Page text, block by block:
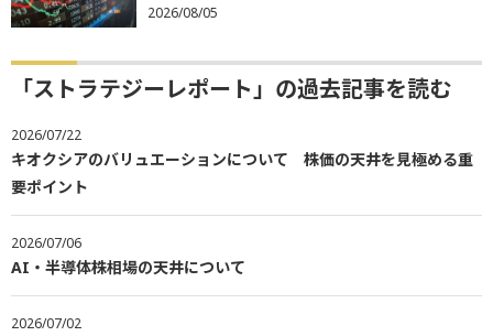
2026/08/05
「ストラテジーレポート」の過去記事を読む
2026/07/22
キオクシアのバリュエーションについて 株価の天井を見極める重
要ポイント
2026/07/06
AI・半導体株相場の天井について
2026/07/02